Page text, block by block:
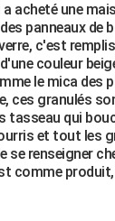
acheté une
panneaux de
c'est
couleur
le mica des
ces granulés
tasseau qui
et tout les
se renseigner
comme